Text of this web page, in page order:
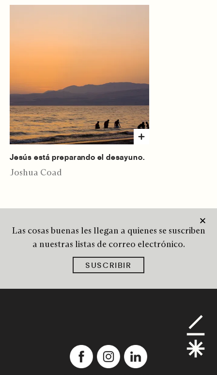
Jesús está preparando el desayuno.
Joshua Coad
Las cosas buenas les llegan a quienes se suscriben
a nuestras listas de correo electrónico.
SUSCRIBIR